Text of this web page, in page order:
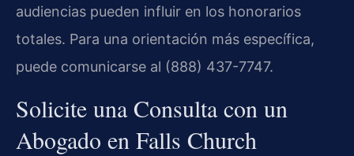
audiencias pueden influir en los honorarios
totales. Para una orientación más específica,
puede comunicarse al (888) 437-7747.
Solicite una Consulta con un
Abogado en Falls Church